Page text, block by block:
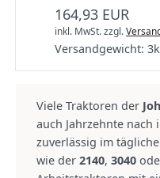
164,93 EUR
inkl. MwSt.zzgl.
Versandgewicht: 3
Viele Traktoren der
auch Jahrzehnte
zuverlässig im
wie der 2140, 3040